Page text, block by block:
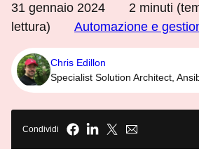
31 gennaio 2024 2 minuti
lettura)
Automazione e
Chris Edillon
Specialist Solution Architect,
Condividi